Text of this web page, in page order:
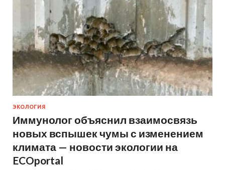
ЭКОЛОГИЯ
Иммунолог объяснил взаимосвязь
новых вспышек чумы с изменением
климата — новости экологии на
ECOportal